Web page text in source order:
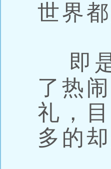
世界
即是
了热
礼，
多的